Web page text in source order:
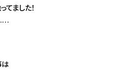
てました！
は